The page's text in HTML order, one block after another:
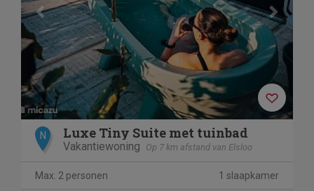
N Luxe Tiny Suite met tuinbad
Vakantiewoning Op 7 km afstand van Elsloo
Max. 2 personen 1 slaapkamer